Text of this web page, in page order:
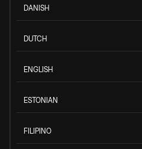
DANISH
DUTCH
ENGLISH
ESTONIAN
FILIPINO